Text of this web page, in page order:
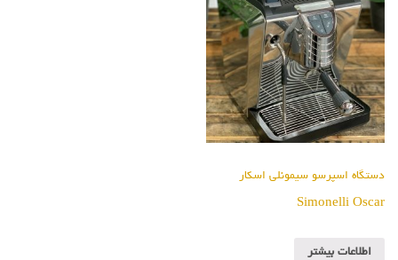
دستگاه اسپرسو سیمونلی اسکار
Simonelli Oscar
اطلاعات بیشتر